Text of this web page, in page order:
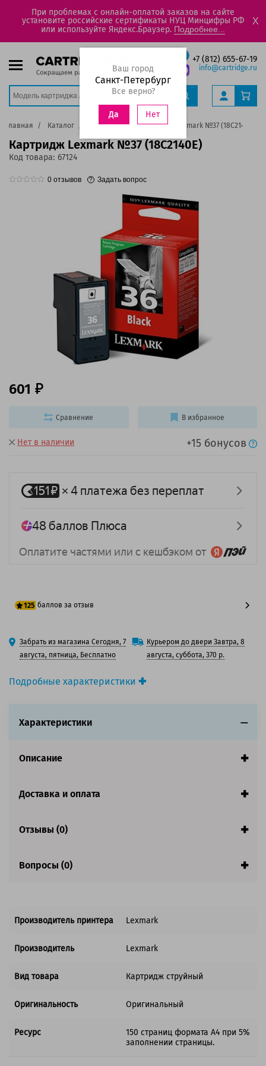
При проблемах с онлайн-оплатой заказов на сайте
установите российские сертификаты НУЦ Минцифры РФ
или используйте Яндекс.Браузер. Подробнее...
X
+7 (812) 655-67-19
info@cartridge.ru
Ваш город
Санкт-Петербург
Все верно?
Да Нет
Главная Каталог Картриджи Картридж Lexmark №37 (18C2140E)
Картридж Lexmark №37 (18C2140E)
Код товара: 67124
0 отзывов Задать вопрос
Подробные характеристики
Вид товара:Картридж струйный
заполнении страницы.
Совместим с аппаратами
Акция! Количество ограничено.
Нет в наличии +15 бонусов
601
125 баллов за отзыв
100 баллов
125 баллов
Забрать из магазина Сегодня, 7
августа, пятница, Бесплатно
Курьером до двери Завтра, 8
августа, суббота, 370 р.
Сравнение В избранное
Характеристики
Описание
Доставка и оплата
Отзывы (0)
Вопросы (0)
Производитель принтера Lexmark
Производитель Lexmark
Вид товара Картридж струйный
Оригинальность Оригинальный
Ресурс
150 страниц формата А4 при 5%
заполнении страницы.